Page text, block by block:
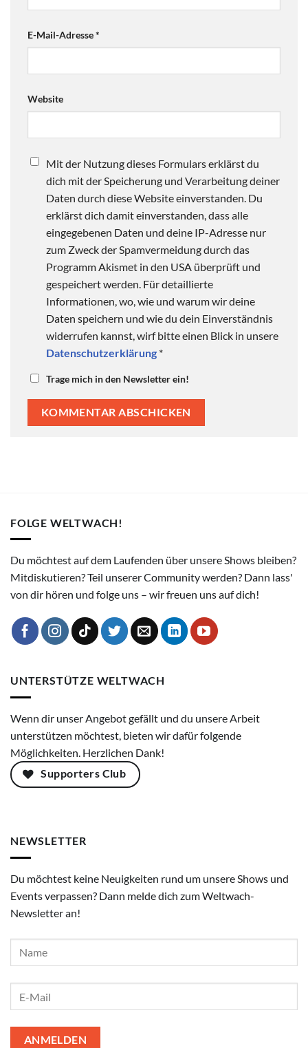
E-Mail-Adresse*
Website
Mit der Nutzung dieses Formulars erklärst du
dich mit der Speicherung und Verarbeitung deiner
Daten durch diese Website einverstanden. Du
erklärst dich damit einverstanden, dass alle
eingegebenen Daten und deine IP-Adresse nur
zum Zweck der Spamvermeidung durch das
Programm Akismet in den USA überprüft und
gespeichert werden. Für detaillierte
Informationen, wo, wie und warum wir deine
Daten speichern und wie du dein Einverständnis
widerrufen kannst, wirf bitte einen Blick in unsere
Datenschutzerklärung *
Trage mich in den Newsletter ein!
FOLGE WELTWACH!
Du möchtest auf dem Laufenden über unsere Shows bleiben?
Mitdiskutieren? Teil unserer Community werden? Dann lass'
von dir hören und folge uns – wir freuen uns auf dich!
UNTERSTÜTZE WELTWACH
Wenn dir unser Angebot gefällt und du unsere Arbeit
unterstützen möchtest, bieten wir dafür folgende
Möglichkeiten. Herzlichen Dank!
Supporters Club
NEWSLETTER
Du möchtest keine Neuigkeiten rund um unsere Shows und
Events verpassen? Dann melde dich zum Weltwach-
Newsletter an!